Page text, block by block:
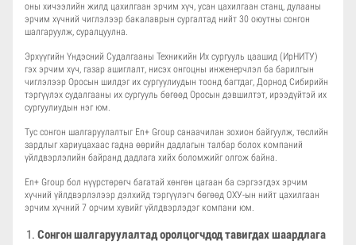
оны хичээлийн жилд цахилгаан эрчим хүч, усан цахилгаан станц, дулааны
эрчим хүчний чиглэлээр бакалаврын сургалтад нийт 30 оюутны сонгон
шалгаруулж, суралцуулна.
Эрхүүгийн Үндэсний Судалгааны Техникийн Их сургууль цаашид (ИрНИТУ)
гэх эрчим хүч, газар ашиглалт, нисэх онгоцны инженерчлэл ба барилгын
чиглэлээр Оросын шилдэг их сургуулиудын тоонд багтдаг, Дорнод Сибирийн
тэргүүлэх судалгааны их сургууль бөгөөд Оросын дэвшилтэт, ирээдүйтэй их
сургуулиудын нэг юм.
Тус сонгон шалгаруулалтыг En+ Group санаачилан зохион байгуулж, төслийн
зардлыг хариуцахаас гадна өөрийн дадлагын талбар болох компаний
үйлдвэрлэлийн байранд дадлага хийх боломжийг олгож байна.
En+ Group бол нүүрстөрөгч багатай хөнгөн цагаан ба сэргээгдэх эрчим
хүчний үйлдвэрлэлээр дэлхийд тэргүүлэгч бөгөөд ОХУ-ын нийт цахилгаан
эрчим хүчний 7 орчим хувийг үйлдвэрлэдэг компани юм.
Сонгон шалгаруулалтад оролцогчдод тавигдах шаардлага